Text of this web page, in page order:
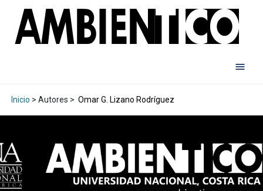
Inicio > Autores > Omar G. Lizano Rodríguez